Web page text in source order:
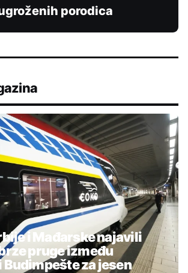
porodica
i Mađarske najavili
pruge između
Budimpešte za jesen